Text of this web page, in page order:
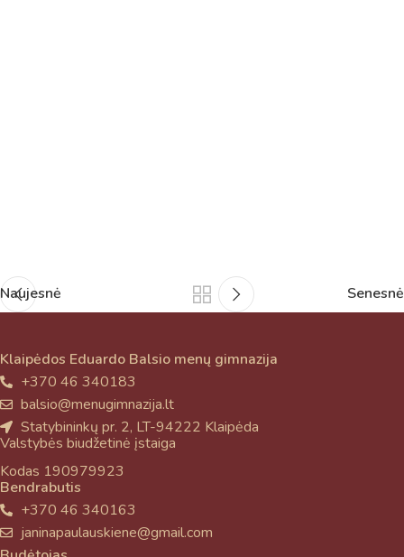
Naujesnė Senesnė
Klaipėdos Eduardo Balsio menų gimnazija
+370 46 340183
balsio@menugimnazija.lt
Statybininkų pr. 2, LT-94222 Klaipėda
Valstybės biudžetinė įstaiga
Kodas 190979923
Bendrabutis
+370 46 340163
janinapaulauskiene@gmail.com